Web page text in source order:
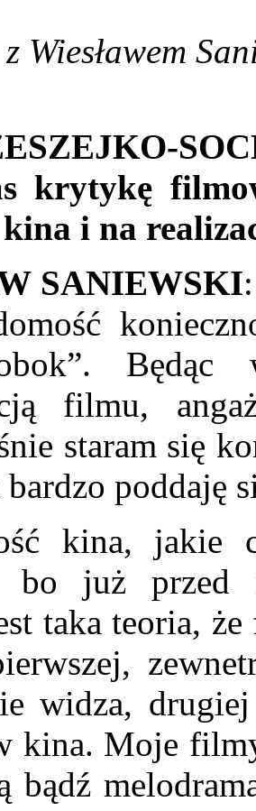
Wiesławem
krytykę
i na
SANIEWSKI
Będąc
filmu,
staram się
poddaję
kina, jakie
bo już przed
taka teoria,
widza,
kina. Moje
bądź